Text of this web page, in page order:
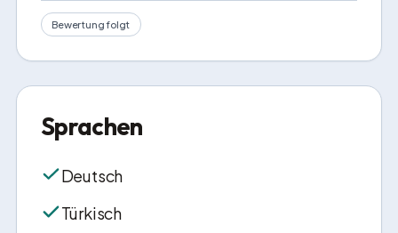
Bewertung folgt
Sprachen
Deutsch
Türkisch